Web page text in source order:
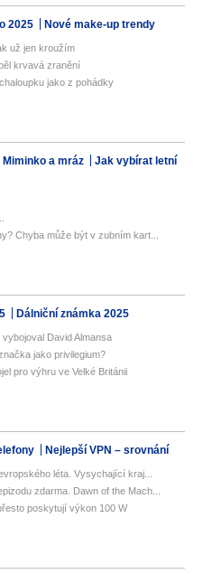
2025 Nové make-up trendy
už jen kroužím
krvavá zranění
jako z pohádky
Miminko a mráz
Jak vybírat letní
Chyba může být v zubním kart...
Dálniční známka 2025
David Almansa
jako privilegium?
pro výhru ve Velké Británii
Nejlepší VPN – srovnání
léta. Vysychající kraj...
zdarma. Dawn of the Mach...
poskytují výkon 100 W